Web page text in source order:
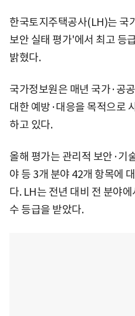
한국토지주택공사(LH)는 국
보안 실태 평가'에서 최고 등
밝혔다.
국가정보원은 매년 국가·공
대한 예방·대응을 목적으로
하고 있다.
올해 평가는 관리적 보안·기
야 등 3개 분야 42개 항목에
다. LH는 전년 대비 전 분야
수 등급을 받았다.